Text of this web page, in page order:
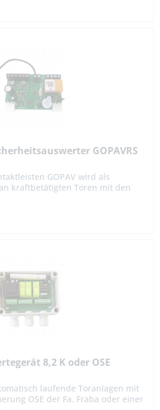
GOPAVRS
GOPAV wird als
kraftbetätigten Toren mit den
8,2 K oder OSE
laufende Toranlagen mit
OSE der Fa. Fraba oder einer